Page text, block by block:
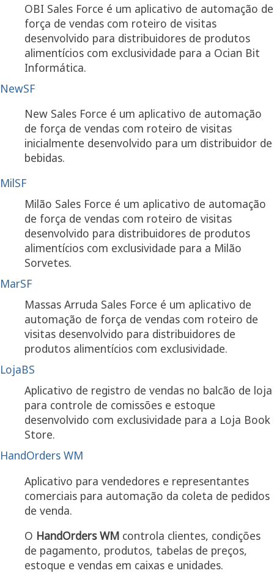
OBI Sales Force é um aplicativo de automação de
força de vendas com roteiro de visitas
desenvolvido para distribuidores de produtos
alimentícios com exclusividade para a Ocian Bit
Informática.
NewSF
New Sales Force é um aplicativo de automação
de força de vendas com roteiro de visitas
inicialmente desenvolvido para um distribuidor de
bebidas.
MilSF
Milão Sales Force é um aplicativo de automação
de força de vendas com roteiro de visitas
desenvolvido para distribuidores de produtos
alimentícios com exclusividade para a Milão
Sorvetes.
MarSF
Massas Arruda Sales Force é um aplicativo de
automação de força de vendas com roteiro de
visitas desenvolvido para distribuidores de
produtos alimentícios com exclusividade.
LojaBS
Aplicativo de registro de vendas no balcão de loja
para controle de comissões e estoque
desenvolvido com exclusividade para a Loja Book
Store.
HandOrders WM
Aplicativo para vendedores e representantes
comerciais para automação da coleta de pedidos
de venda.
O HandOrders WM controla clientes, condições
de pagamento, produtos, tabelas de preços,
estoque e vendas em caixas e unidades.